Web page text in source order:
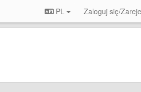
PL Zaloguj się/